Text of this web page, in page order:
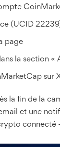
(UCID
page
la section «
sur
la fin de la
et une
connecté